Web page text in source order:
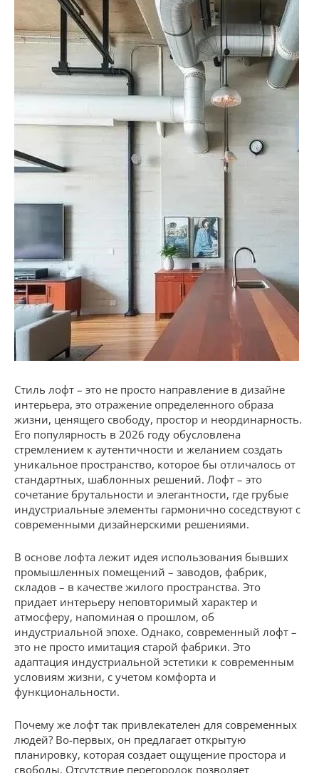
Стиль лофт – это не просто направление в дизайне
интерьера, это отражение определенного образа
жизни, ценящего свободу, простор и неординарность.
Его популярность в 2026 году обусловлена
стремлением к аутентичности и желанием создать
уникальное пространство, которое бы отличалось от
стандартных, шаблонных решений. Лофт – это
сочетание брутальности и элегантности, где грубые
индустриальные элементы гармонично соседствуют с
современными дизайнерскими решениями.
В основе лофта лежит идея использования бывших
промышленных помещений – заводов, фабрик,
складов – в качестве жилого пространства. Это
придает интерьеру неповторимый характер и
атмосферу, напоминая о прошлом, об
индустриальной эпохе. Однако, современный лофт –
это не просто имитация старой фабрики. Это
адаптация индустриальной эстетики к современным
условиям жизни, с учетом комфорта и
функциональности.
Почему же лофт так привлекателен для современных
людей? Во-первых, он предлагает открытую
планировку, которая создает ощущение простора и
свободы. Отсутствие перегородок позволяет